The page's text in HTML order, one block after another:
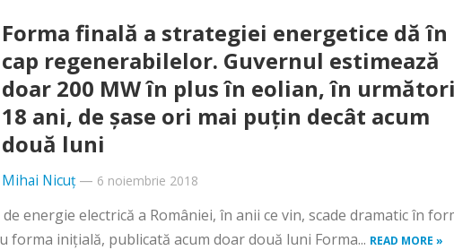
Forma finală a strategiei energetice dă în
cap regenerabilelor. Guvernul estimează
doar 200 MW în plus în eolian, în
18 ani, de şase ori mai puţin decât acum
două luni
Mihai Nicuț— 6 noiembrie 2018
energie electrică a României, în anii ce vin, scade dramatic în
iniţială, publicată acum doar două luni Forma... READ MORE »